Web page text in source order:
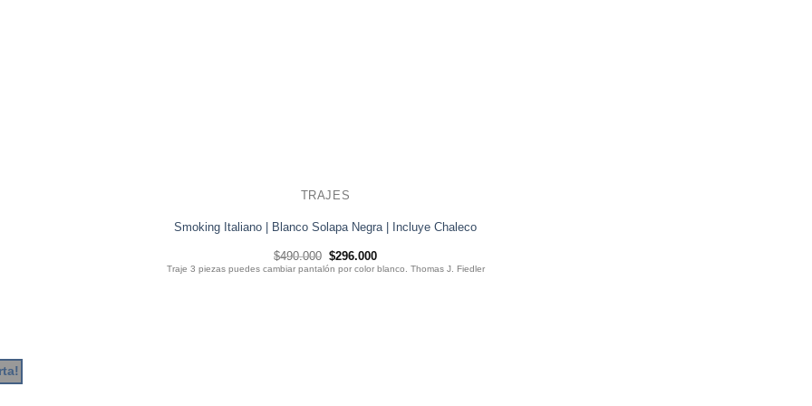
TRAJES
Smoking Italiano | Blanco Solapa Negra | Incluye Chaleco
$490.000 El
precio
original
$296.000El
precio
Traje 3 piezas puedes cambiar pantalón por color blanco. Thomas J. Fiedler